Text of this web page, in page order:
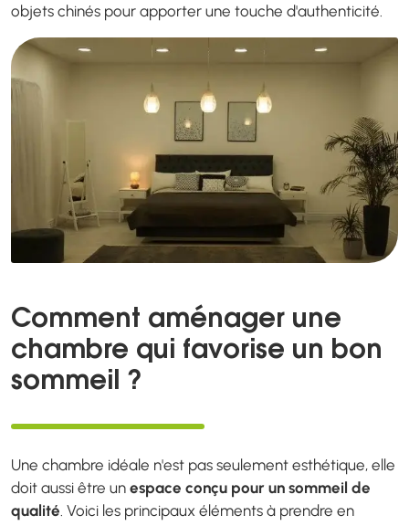
objets chinés pour apporter une touche d'authenticité.
Comment aménager une
chambre qui favorise un bon
sommeil ?
Une chambre idéale n'est pas seulement esthétique, elle
doit aussi être un espace conçu pour un sommeil de
qualité . Voici les principaux éléments à prendre en